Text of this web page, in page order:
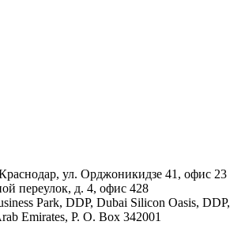
ул. Орджоникидзе 41, офис 23
переулок, д. 4, офис 428
Park, DDP, Dubai Silicon Oasis, DDP,
Emirates, P. O. Box 342001